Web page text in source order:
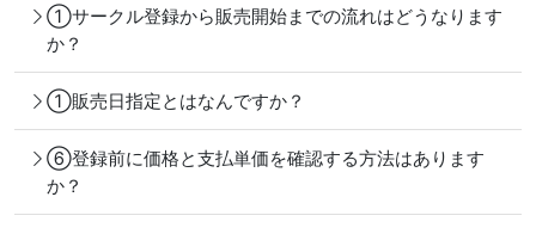
①サークル登録から販売開始までの流れはどうなります
か？
①販売日指定とはなんですか？
⑥登録前に価格と支払単価を確認する方法はあります
か？